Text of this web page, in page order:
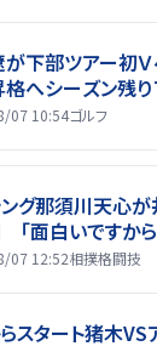
下部ツアー初
へシーズン残
07 10:54ゴルフ
グ那須川天心
「面白いですから
07 12:52相撲格闘技
スタート猪木